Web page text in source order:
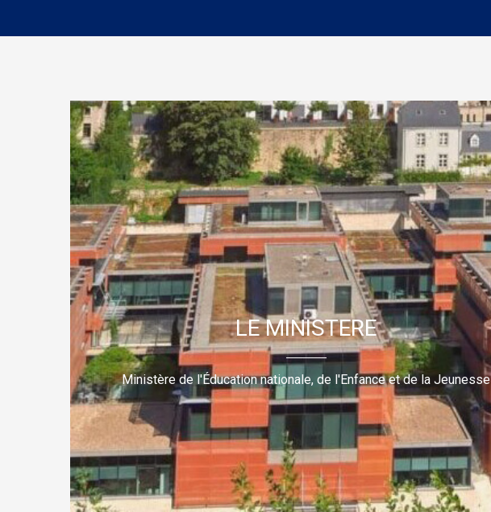
LE MINISTERE
Ministère de l'Éducation nationale, de l'Enfance et de la Jeunesse